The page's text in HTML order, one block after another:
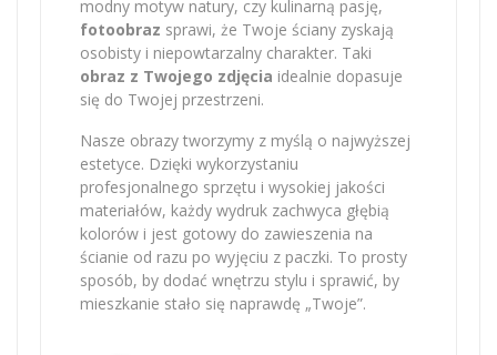
modny motyw natury, czy kulinarną pasję,
fotoobraz sprawi, że Twoje ściany zyskają
osobisty i niepowtarzalny charakter. Taki
obraz z Twojego zdjęcia idealnie dopasuje
się do Twojej przestrzeni.
Nasze obrazy tworzymy z myślą o najwyższej
estetyce. Dzięki wykorzystaniu
profesjonalnego sprzętu i wysokiej jakości
materiałów, każdy wydruk zachwyca głębią
kolorów i jest gotowy do zawieszenia na
ścianie od razu po wyjęciu z paczki. To prosty
sposób, by dodać wnętrzu stylu i sprawić, by
mieszkanie stało się naprawdę „Twoje”.